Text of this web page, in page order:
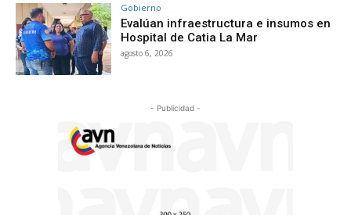
Gobierno
Evalúan infraestructura e insumos en
Hospital de Catia La Mar
agosto 6, 2026
- Publicidad -